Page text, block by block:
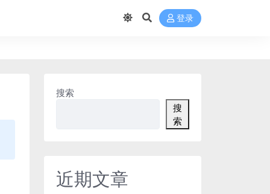
登录
搜索
搜
索
近期文章